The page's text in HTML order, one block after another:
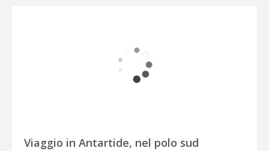
Viaggio in Antartide, nel polo sud